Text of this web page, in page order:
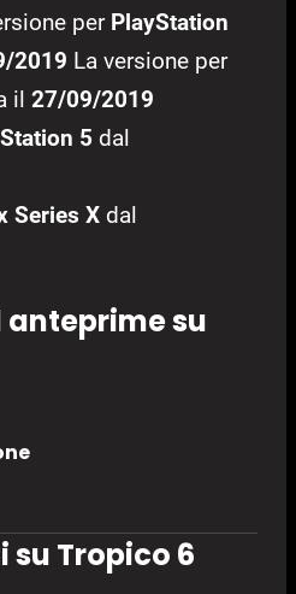
per PlayStation
2019 La versione per
il 27/09/2019
5 dal
Series X dal
anteprime su
Tropico 6